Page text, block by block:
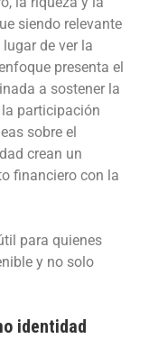
siendo relevante
de ver la
presenta el
a sostener la
participación
sobre el
crean un
financiero con la
para quienes
y no solo
identidad